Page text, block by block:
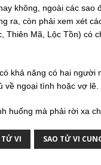
không, ngoài các sao
ra, còn phải xem xét
Thiên Mã, Lộc Tồn) có
khả năng có hai người
về ngoại tình hoặc vợ lẽ.
huống mà phải rời xa
TỬ VI SAO TỬ VI